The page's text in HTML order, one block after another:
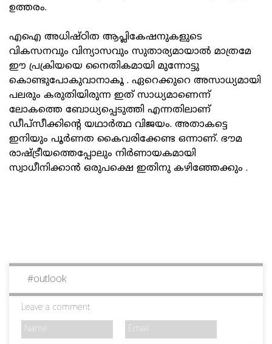
ഉത്തരം.
എഐ അധിഷ്ഠിത ആപ്ലികേഷനുകളുടെ
വികസനവും വിന്യാസവും സുതാര്യമായാൽ മാത്രമേ
ഈ പ്രക്രിയയെ നൈതികമായി മുന്നോട്ടു
കൊണ്ടുപോകുവാനാകൂ . ഏറെക്കുറെ അസാധ്യമായി
പലരും കരുതിയിരുന്ന ഇത് സാധ്യമാണെന്ന്
ലോകത്തെ ബോധ്യപ്പെടുത്തി എന്നതിലാണ്
ഡീപ്‌സീക്കിന്റെ യഥാർത്ഥ വിജയം. അതാകട്ടെ
ഇനിയും പൂർണത കൈവരിക്കേണ്ട ഒന്നാണ്. ഭൗമ
രാഷ്ട്രീയത്തെപ്പോലും നിർണായകമായി
സ്വാധീനിക്കാൻ ഒരുപക്ഷെ ഇതിനു കഴിഞ്ഞേക്കും .
#outlook
Leave a comment